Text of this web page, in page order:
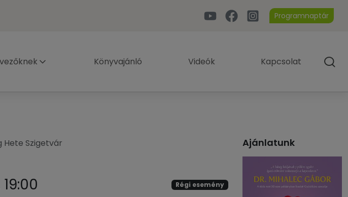
Programnaptár
Könyvajánló Videók Kapcsolat
Hete Szigetvár
Régi esemény
Ajánlatunk